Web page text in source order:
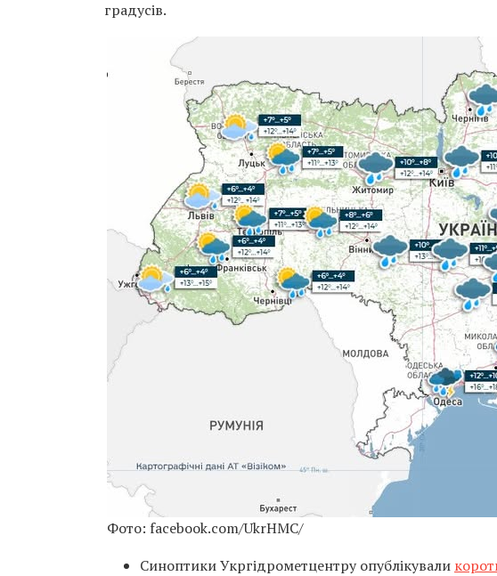
градусів.
Фото: facebook.com/UkrHMC/
Синоптики Укргідрометцентру опублікували